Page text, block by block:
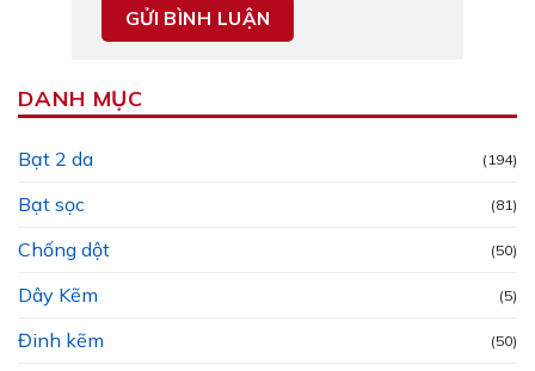
DANH MỤC
Bạt 2 da (194)
Bạt sọc (81)
Chống dột (50)
Dây Kẽm (5)
Đinh kẽm (50)